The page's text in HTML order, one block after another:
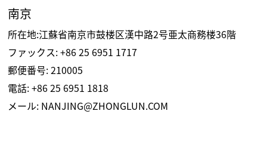
南京
所在地:江蘇省南京市鼓楼区漢中路2号亜太商務楼36階
ファックス: +86 25 6951 1717
郵便番号: 210005
電話:+86 25 6951 1818
メール: NANJING@ZHONGLUN.COM